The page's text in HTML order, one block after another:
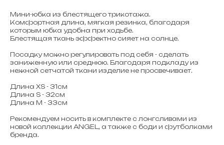
Мини-юбка из блестящего трикотажа.
Комфортная длина, мягкая резинка, благодаря
которым юбка удобна при ходьбе.
Блестящая ткань эффектно сияет на солнце.
Посадку можно регулировать под себя - сделать
заниженную или среднюю. Благодаря подкладу из
нежной сетчатой ткани изделие не просвечивает.
Длина XS - 31см
Длина S - 32см
Длина M - 33см
Рекомендуем носить в комплекте с лонгсливами из
новой коллекции ANGEL, а также с боди и футболками
бренда.